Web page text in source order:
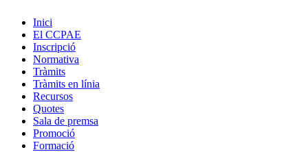
Inici
El CCPAE
Inscripció
Normativa
Tràmits
Tràmits en línia
Recursos
Quotes
Sala de premsa
Promoció
Formació